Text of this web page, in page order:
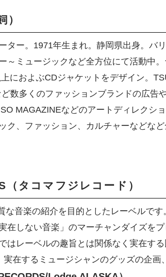
ー。1971年生まれ。静岡県出身。バ
～ミュージックなど全方位にて活動中
におよぶCDジャケットをデザイン。
数多くのファッションブランドの広告
MAGAZINEなどのアートディレクシ
ク、ファッション、カルチャーなどな
タコマフジレコード）
音楽の紹介を目的としたレーベルです
在しない音楽」のマーチャンダイズを
はレーベルの趣旨とは関係なく実在す
在するミュージシャンのグッズの企画